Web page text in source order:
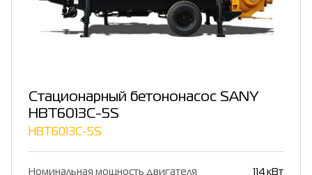
Стационарный бетононасос SANY
HBT6013C-5S
HBT6013C-5S
Номинальная мощность двигателя 114 кВт